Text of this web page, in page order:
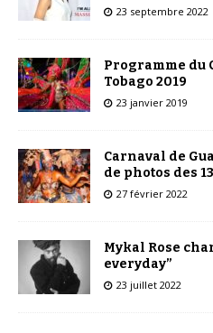
23 septembre 2022
Programme du
Tobago 2019
23 janvier 2019
Carnaval de
de photos des
27 février 2022
Mykal Rose
everyday”
23 juillet 2022